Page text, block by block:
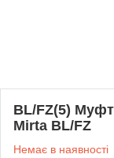
BL/FZ(5)
Mirta BL/FZ
Немає в наявності